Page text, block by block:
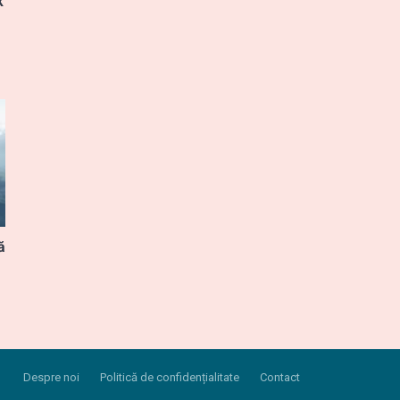
Despre noi Politică de confidențialitate Contact